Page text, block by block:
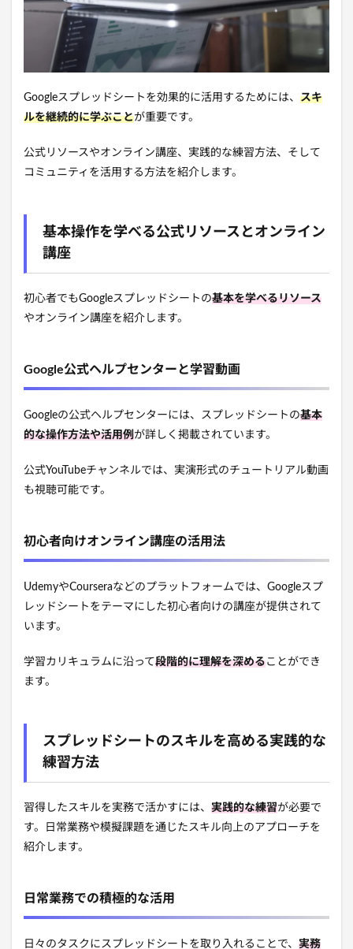
Googleスプレッドシートを効果的に活用するためには、 スキ
ルを継続的に学ぶことが重要です。
公式リソースやオンライン講座、実践的な練習方法、そして
コミュニティを活用する方法を紹介します。
基本操作を学べる公式リソースとオンライン
講座
初心者でもGoogleスプレッドシートの基本を学べるリソース
やオンライン講座を紹介します。
Google公式ヘルプセンターと学習動画
Googleの公式ヘルプセンターには、スプレッドシートの基本
的な操作方法や活用例が詳しく掲載されています。
公式YouTubeチャンネルでは、実演形式のチュートリアル動画
も視聴可能です。
初心者向けオンライン講座の活用法
UdemyやCourseraなどのプラットフォームでは、Googleスプ
レッドシートをテーマにした初心者向けの講座が提供されて
います。
学習カリキュラムに沿って 段階的に理解を深めることができ
ます。
スプレッドシートのスキルを高める実践的な
練習方法
習得したスキルを実務で活かすには、 実践的な練習が必要で
す。日常業務や模擬課題を通じたスキル向上のアプローチを
紹介します。
日常業務での積極的な活用
日々のタスクにスプレッドシートを取り入れることで、 実務